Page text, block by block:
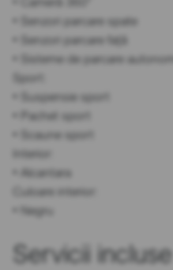
• Senzori parcare spate
• Senzori parcare față
• Sisteme de parcare
Sport:
• Suspensie sport
• Pachet sport
• Scaune sport
Interior:
• Alcantara
Culoare interior:
• Negru
Servicii incluse